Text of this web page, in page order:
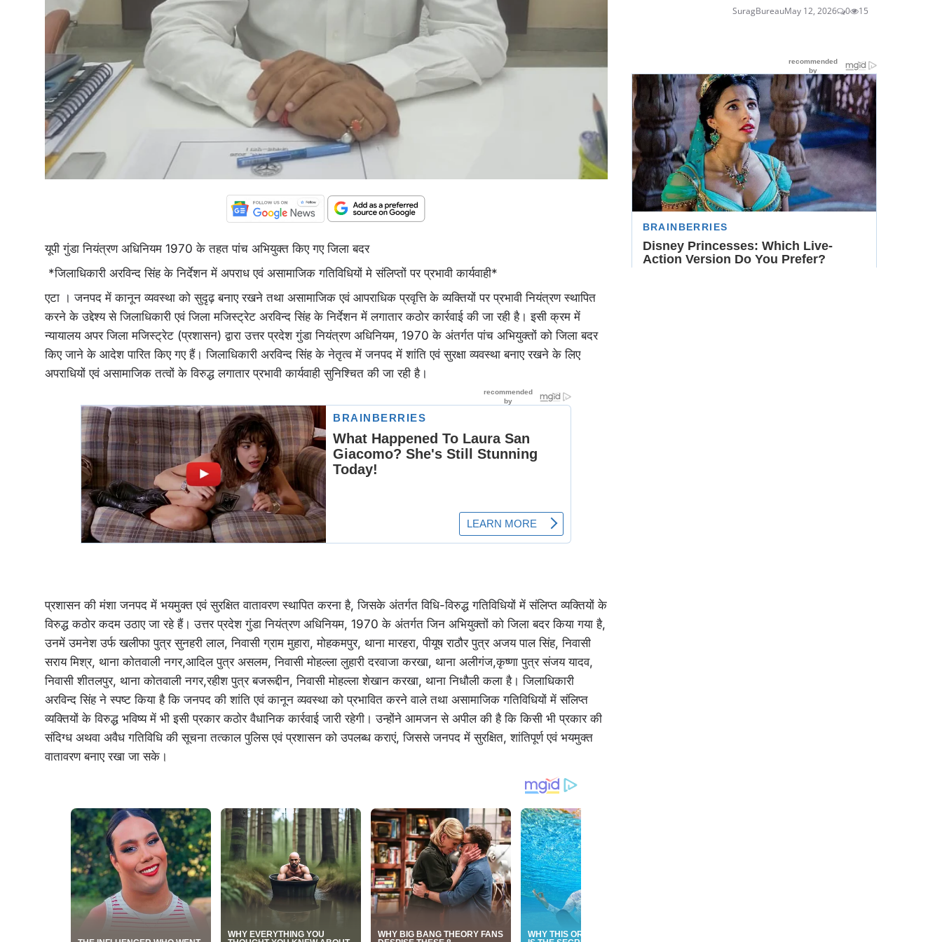
यूपी गुंडा नियंत्रण अधिनियम 1970 के तहत पांच अभियुक्त किए गए जिला बदर
*जिलाधिकारी अरविन्द सिंह के निर्देशन में अपराध एवं असामाजिक गतिविधियों मे संलिप्तों पर प्रभावी कार्यवाही*
एटा । जनपद में कानून व्यवस्था को सुदृढ़ बनाए रखने तथा असामाजिक एवं आपराधिक प्रवृत्ति के व्यक्तियों पर प्रभावी नियंत्रण स्थापित
करने के उद्देश्य से जिलाधिकारी एवं जिला मजिस्ट्रेट अरविन्द सिंह के निर्देशन में लगातार कठोर कार्रवाई की जा रही है। इसी क्रम में
न्यायालय अपर जिला मजिस्ट्रेट (प्रशासन) द्वारा उत्तर प्रदेश गुंडा नियंत्रण अधिनियम, 1970 के अंतर्गत पांच अभियुक्तों को जिला बदर
किए जाने के आदेश पारित किए गए हैं। जिलाधिकारी अरविन्द सिंह के नेतृत्व में जनपद में शांति एवं सुरक्षा व्यवस्था बनाए रखने के लिए
अपराधियों एवं असामाजिक तत्वों के विरुद्ध लगातार प्रभावी कार्यवाही सुनिश्चित की जा रही है।
प्रशासन की मंशा जनपद में भयमुक्त एवं सुरक्षित वातावरण स्थापित करना है, जिसके अंतर्गत विधि-विरुद्ध गतिविधियों में संलिप्त व्यक्तियों के
विरुद्ध कठोर कदम उठाए जा रहे हैं। उत्तर प्रदेश गुंडा नियंत्रण अधिनियम, 1970 के अंतर्गत जिन अभियुक्तों को जिला बदर किया गया है,
उनमें उमनेश उर्फ खलीफा पुत्र सुनहरी लाल, निवासी ग्राम मुहारा, मोहकमपुर, थाना मारहरा, पीयूष राठौर पुत्र अजय पाल सिंह, निवासी
सराय मिश्र, थाना कोतवाली नगर,आदिल पुत्र असलम, निवासी मोहल्ला लुहारी दरवाजा करखा, थाना अलीगंज,कृष्णा पुत्र संजय यादव,
निवासी शीतलपुर, थाना कोतवाली नगर,रहीश पुत्र बजरूद्दीन, निवासी मोहल्ला शेखान करखा, थाना निधौली कला है। जिलाधिकारी
अरविन्द सिंह ने स्पष्ट किया है कि जनपद की शांति एवं कानून व्यवस्था को प्रभावित करने वाले तथा असामाजिक गतिविधियों में संलिप्त
व्यक्तियों के विरुद्ध भविष्य में भी इसी प्रकार कठोर वैधानिक कार्रवाई जारी रहेगी। उन्होंने आमजन से अपील की है कि किसी भी प्रकार की
संदिग्ध अथवा अवैध गतिविधि की सूचना तत्काल पुलिस एवं प्रशासन को उपलब्ध कराएं, जिससे जनपद में सुरक्षित, शांतिपूर्ण एवं भयमुक्त
वातावरण बनाए रखा जा सके।
SuragBureauMay 12, 2026 0 15